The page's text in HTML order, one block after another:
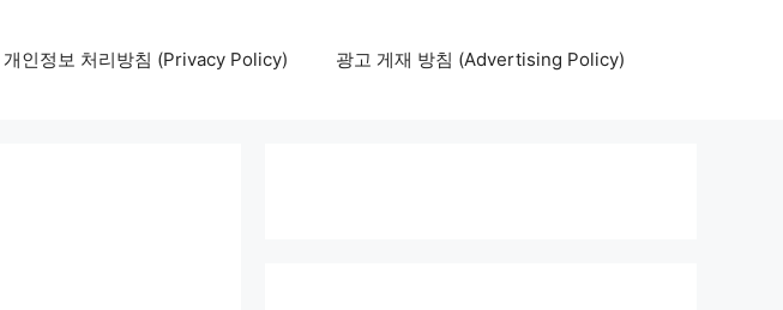
개인정보 처리방침 (Privacy Policy) 광고 게재 방침 (Advertising Policy)